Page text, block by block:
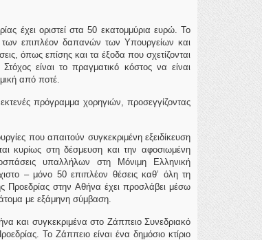
έχει οριστεί στα 50 εκατομμύρια ευρώ. Το
επιπλέον δαπανών των Υπουργείων και
όπως επίσης και τα έξοδα που σχετίζονται
είναι το πραγματικό κόστος να είναι
από ποτέ.
πρόγραμμα χορηγιών, προσεγγίζοντας
που απαιτούν συγκεκριμένη εξειδίκευση
κυρίως στη δέσμευση και την αφοσιωμένη
υπαλλήλων στη Μόνιμη Ελληνική
– μόνο 50 επιπλέον θέσεις καθ’ όλη τη
Προεδρίας στην Αθήνα έχει προσλάβει μέσω
με εξάμηνη σύμβαση.
και συγκεκριμένα στο Ζάππειο Συνεδριακό
Το Ζάππειο είναι ένα δημόσιο κτίριο